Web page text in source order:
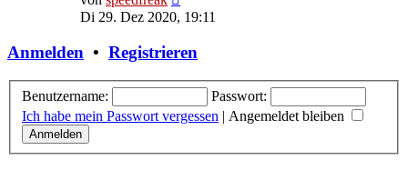
Beitrag
Di 29. Dez 2020, 19:11
Anmelden • Registrieren
Benutzername:
Passwort:
Ich habe mein Passwort vergessen | Angemeldet bleiben